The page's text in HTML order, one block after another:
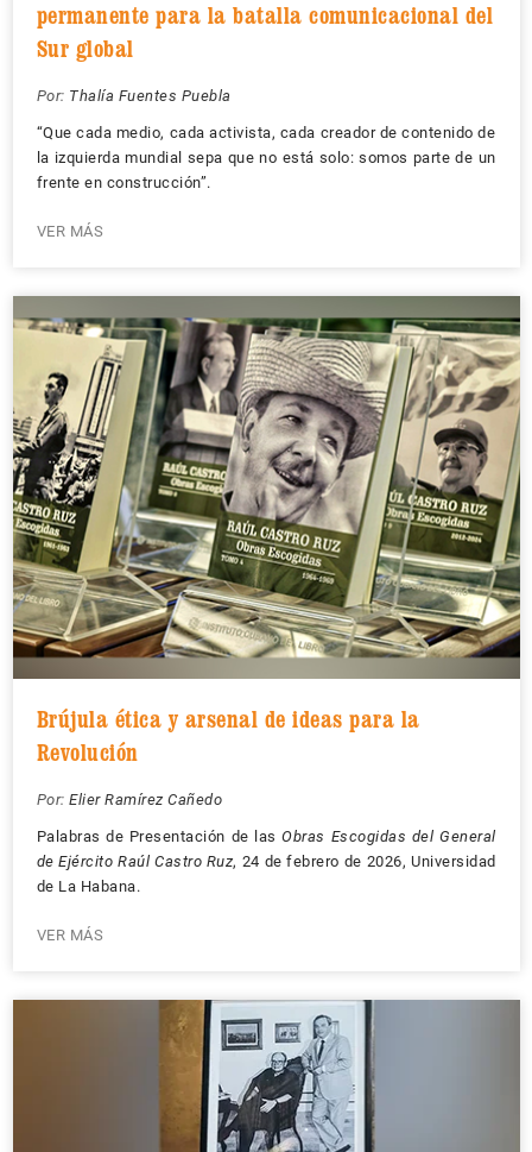
permanente para la batalla comunicacional del
Sur global
Por: Thalía Fuentes Puebla
“Que cada medio, cada activista, cada creador de contenido de
la izquierda mundial sepa que no está solo: somos parte de un
frente en construcción”.
VER MÁS
Brújula ética y arsenal de ideas para la
Revolución
Por: Elier Ramírez Cañedo
Palabras de Presentación de lasObras Escogidas del General
de Ejército Raúl Castro Ruz, 24 de febrero de 2026, Universidad
de La Habana.
VER MÁS